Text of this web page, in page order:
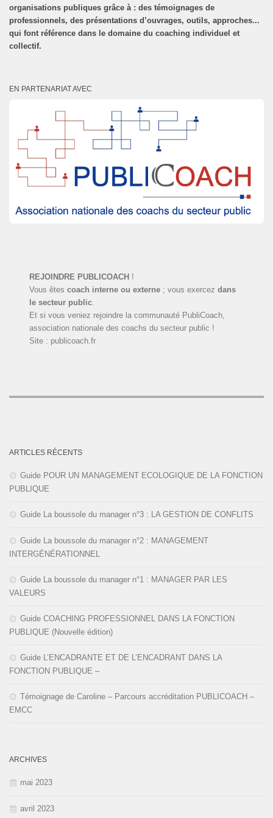
organisations publiques grâce à : des témoignages de
professionnels, des présentations d’ouvrages, outils, approches...
qui font référence dans le domaine du coaching individuel et
collectif.
EN PARTENARIAT AVEC
REJOINDRE PUBLICOACH !
Vous êtescoach interne ou externe ; vous exercezdans
le secteur public.
Et si vous veniez rejoindre la communauté PubliCoach,
association nationale des coachs du secteur public !
Site : publicoach.fr
ARTICLES RÉCENTS
Guide POUR UN MANAGEMENT ECOLOGIQUE DE LA FONCTION
PUBLIQUE
Guide La boussole du manager n°3 : LA GESTION DE CONFLITS
Guide La boussole du manager n°2 : MANAGEMENT
INTERGÉNÉRATIONNEL
Guide La boussole du manager n°1 : MANAGER PAR LES
VALEURS
Guide COACHING PROFESSIONNEL DANS LA FONCTION
PUBLIQUE (Nouvelle édition)
Guide L’ENCADRANTE ET DE L’ENCADRANT DANS LA
FONCTION PUBLIQUE –
Témoignage de Caroline – Parcours accréditation PUBLICOACH –
EMCC
ARCHIVES
mai 2023
avril 2023